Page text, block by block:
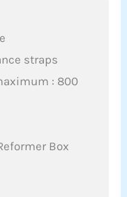
straps
: 800
Box